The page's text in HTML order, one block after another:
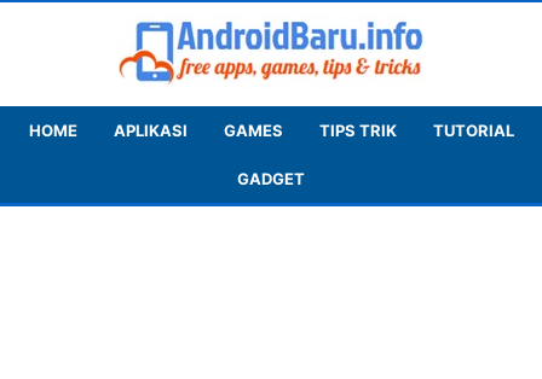
HOME APLIKASI GAMES TIPS TRIK TUTORIAL
GADGET